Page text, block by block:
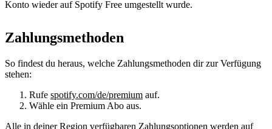
Konto wieder auf Spotify Free umgestellt wurde.
Zahlungsmethoden
So findest du heraus, welche Zahlungsmethoden dir zur Verfügung
stehen:
Rufe spotify.com/de/premium auf.
Wähle ein Premium Abo aus.
Alle in deiner Region verfügbaren Zahlungsoptionen werden auf